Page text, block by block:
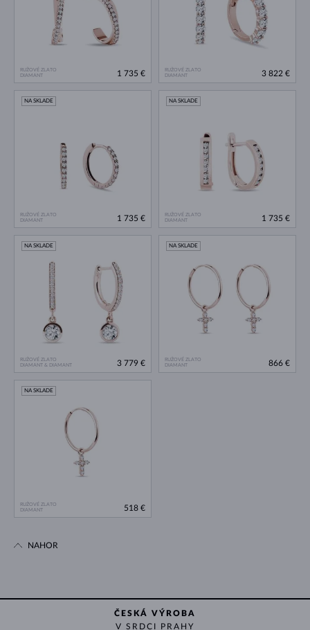
RUŽOVÉ ZLATO
DIAMANT
1 735 €
RUŽOVÉ ZLATO
DIAMANT
3 822 €
RUŽOVÉ ZLATO
DIAMANT
NA SKLADE
1 735 €
RUŽOVÉ ZLATO
DIAMANT
NA SKLADE
1 735 €
RUŽOVÉ ZLATO
DIAMANT & DIAMANT
NA SKLADE
3 779 €
RUŽOVÉ ZLATO
DIAMANT
NA SKLADE
866 €
RUŽOVÉ ZLATO
DIAMANT
NA SKLADE
518 €
NAHOR
ČESKÁ VÝROBA
V SRDCI PRAHY